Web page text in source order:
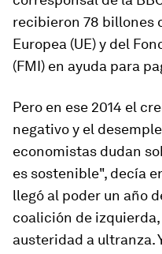
recibieron 78 billones
Europea (UE) y del
(FMI) en ayuda para
Pero en ese 2014 el
negativo y el
economistas dudan
es sostenible", decía
llegó al poder un año
coalición de
austeridad a ultranza.